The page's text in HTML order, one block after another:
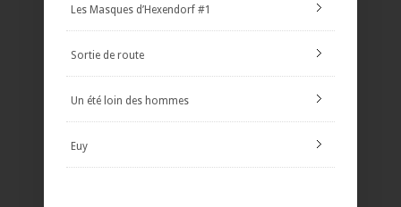
Les Masques d’Hexendorf #1
Sortie de route
Un été loin des hommes
Euy